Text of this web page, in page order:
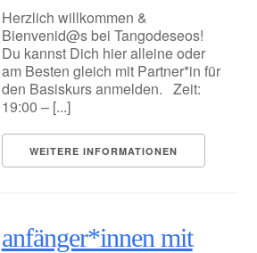
Herzlich willkommen &
Bienvenid@s bei Tangodeseos!
Du kannst Dich hier alleine oder
am Besten gleich mit Partner*in für
den Basiskurs anmelden. Zeit:
19:00 – [...]
WEITERE INFORMATIONEN
anfänger*innen mit